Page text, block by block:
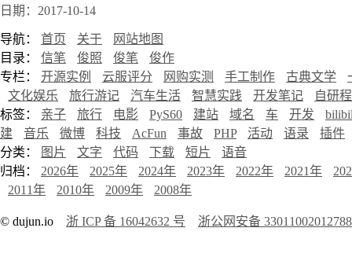
日期：2017-10-14
导航： 首页 关于
网站地图
目录： 信笔 俊照 俊笔
俊作
专栏： 开源实例 云服评分 网购实测 手工制作 古典文学
文化娱乐
旅行游记 汽车生活 智慧实践 开发笔记
自研
标签： 亲子 旅行 电影 PyS60 建站 域名 车 开发
建
音乐 微博 科技 AcFun 事故 PHP 活动 语录
插件
分类：
图片 文字 代码 下载 短片
语音
归档： 2026年 2025年 2024年 2023年 2022年 2021年
2011年
2010年 2009年 2008年
© dujun.io 浙 ICP 备 16042632 号 浙公网安备